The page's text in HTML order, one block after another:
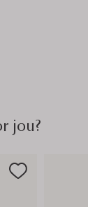
jou?